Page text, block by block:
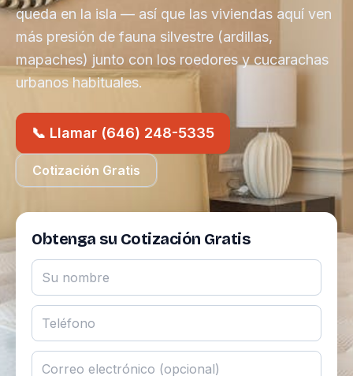
queda en la isla — así que las viviendas aquí ven
más presión de fauna silvestre (ardillas,
mapaches) junto con los roedores y cucarachas
urbanos habituales.
📞 Llamar (646) 248-5335
Cotización Gratis
Obtenga su Cotización Gratis